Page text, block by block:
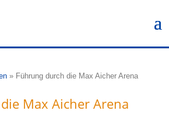
» Führung durch die Max Aicher Arena
Max Aicher Arena